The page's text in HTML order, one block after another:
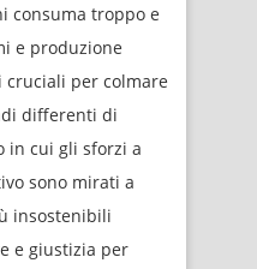
consuma troppo e
e produzione
cruciali per colmare
differenti di
in cui gli sforzi a
sono mirati a
insostenibili
e giustizia per